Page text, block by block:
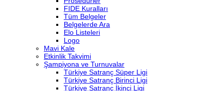
FIDE Kuralları
Tüm Belgeler
Belgelerde Ara
Elo Listeleri
Logo
Mavi Kale
Etkinlik Takvimi
Şampiyona ve Turnuvalar
Türkiye Satranç Süper Ligi
Türkiye Satranç Birinci Ligi
Türkiye Satranç İkinci Ligi